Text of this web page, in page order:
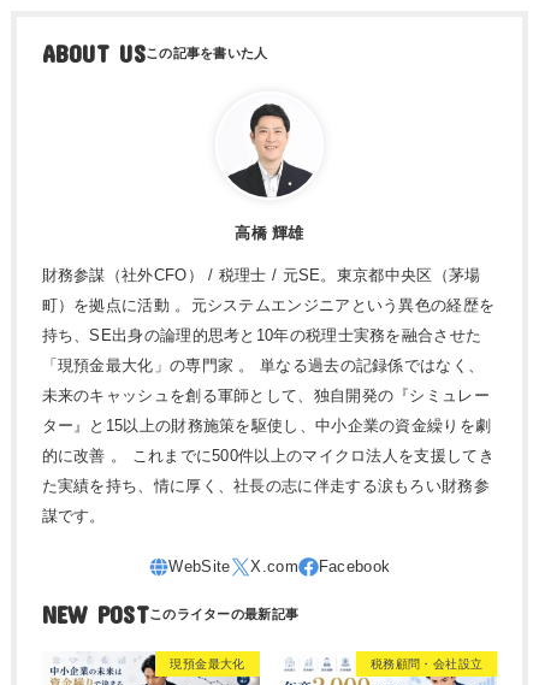
ABOUT US
高橋 輝雄
財務参謀（社外CFO） / 税理士 / 元SE。東京都中央区（茅場
町）を拠点に活動 。元システムエンジニアという異色の経歴を
持ち、SE出身の論理的思考と10年の税理士実務を融合させた
「現預金最大化」の専門家 。 単なる過去の記録係ではなく、
未来のキャッシュを創る軍師として、独自開発の『シミュレー
ター』と15以上の財務施策を駆使し、中小企業の資金繰りを劇
的に改善 。 これまでに500件以上のマイクロ法人を支援してき
た実績を持ち、情に厚く、社長の志に伴走する涙もろい財務参
謀です。
NEW POST
現預金最大化 税務顧問・会社設立